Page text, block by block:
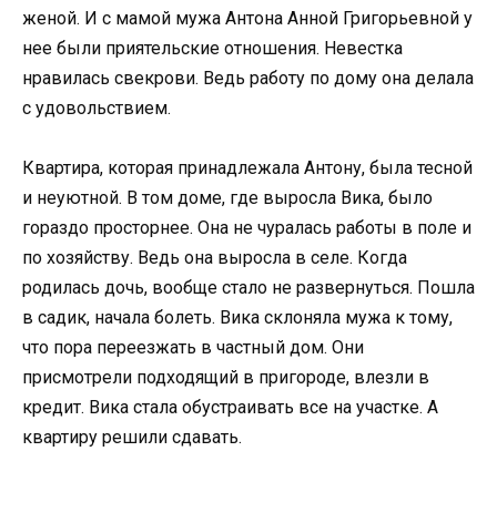
женой. И с мамой мужа Антона Анной Григорьевной у
нее были приятельские отношения. Невестка
нравилась свекрови. Ведь работу по дому она делала
с удовольствием.
Квартира, которая принадлежала Антону, была тесной
и неуютной. В том доме, где выросла Вика, было
гораздо просторнее. Она не чуралась работы в поле и
по хозяйству. Ведь она выросла в селе. Когда
родилась дочь, вообще стало не развернуться. Пошла
в садик, начала болеть. Вика склоняла мужа к тому,
что пора переезжать в частный дом. Они
присмотрели подходящий в пригороде, влезли в
кредит. Вика стала обустраивать все на участке. А
квартиру решили сдавать.